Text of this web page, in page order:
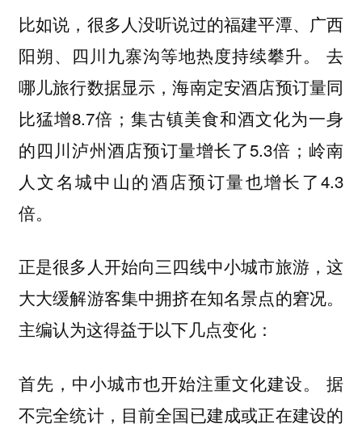
比如说，很多人没听说过的福建平潭、广西
阳朔、四川九寨沟等地热度持续攀升。 去
哪儿旅行数据显示，海南定安酒店预订量同
比猛增8.7倍；集古镇美食和酒文化为一身
的四川泸州酒店预订量增长了5.3倍；岭南
人文名城中山的酒店预订量也增长了4.3
倍。
正是很多人开始向三四线中小城市旅游，这
大大缓解游客集中拥挤在知名景点的窘况。
主编认为这得益于以下几点变化：
首先，中小城市也开始注重文化建设。 据
不完全统计，目前全国已建成或正在建设的